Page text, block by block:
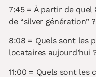
7:45 = À partir de
de “silver génération” ?
8:08 = Quels sont les
locataires aujourd’hui
11:00 = Quels sont les